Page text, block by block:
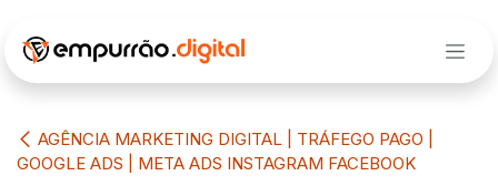
AGÊNCIA MARKETING DIGITAL | TRÁFEGO PAGO |
GOOGLE ADS | META ADS INSTAGRAM FACEBOOK